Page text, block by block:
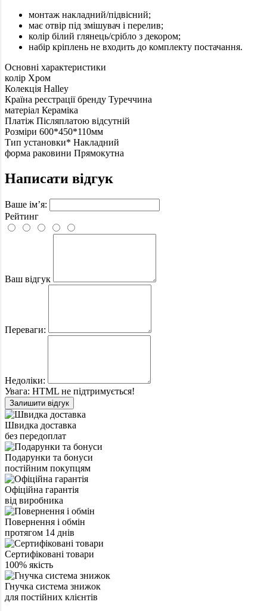
монтаж накладний/підвісний;
має отвір під змішувач і перелив;
колір білий глянець/срібло з декором;
набір кріплень не входить до комплекту постачання.
Основні характеристики
колір Хром
Колекція Halley
Країна реєстрації бренду Туреччина
матеріал Кераміка
Платіж Післяплатою відсутній
Розміри 600*450*110мм
Тип установки* Накладний
форма раковини Прямокутна
Написати відгук
Ваше ім’я:
Рейтинг
Ваш відгук
Переваги:
Недоліки:
Увага: HTML не підтримується!
Залишити відгук
Швидка доставка
без передоплат
Подарунки та бонуси
постійним покупцям
Офіційна гарантія
від виробника
Повернення і обмін
протягом 14 днів
Сертифіковані товари
100% якість
Гнучка система знижок
для постійних клієнтів